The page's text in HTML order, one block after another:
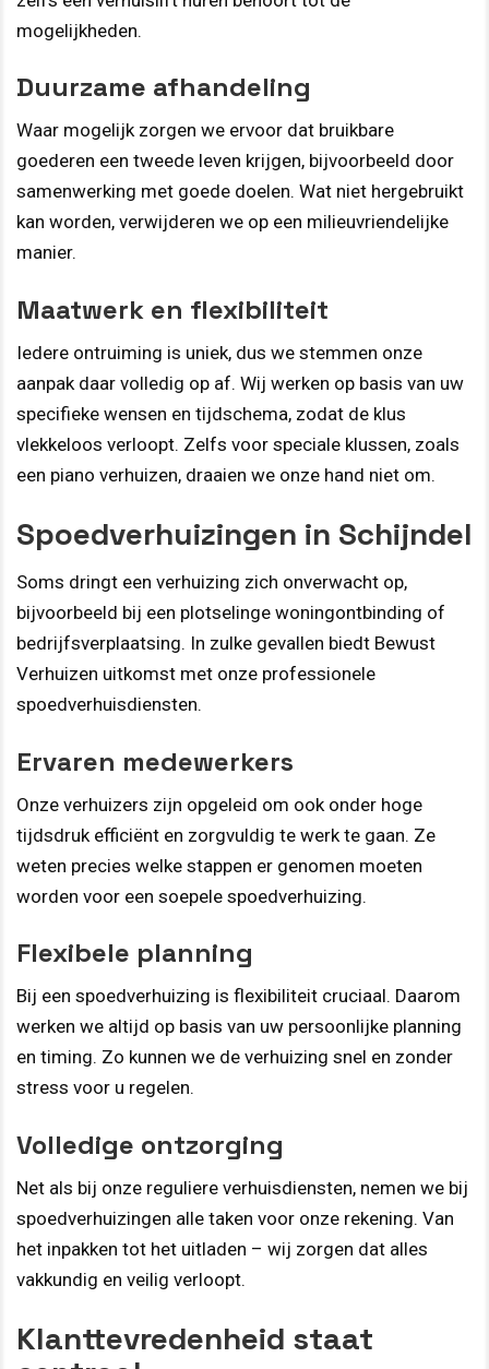
mogelijkheden.
Duurzame afhandeling
Waar mogelijk zorgen we ervoor dat bruikbare
goederen een tweede leven krijgen, bijvoorbeeld door
samenwerking met goede doelen. Wat niet hergebruikt
kan worden, verwijderen we op een milieuvriendelijke
manier.
Maatwerk en flexibiliteit
Iedere ontruiming is uniek, dus we stemmen onze
aanpak daar volledig op af. Wij werken op basis van uw
specifieke wensen en tijdschema, zodat de klus
vlekkeloos verloopt. Zelfs voor speciale klussen, zoals
een piano verhuizen, draaien we onze hand niet om.
Spoedverhuizingen in Schijndel
Soms dringt een verhuizing zich onverwacht op,
bijvoorbeeld bij een plotselinge woningontbinding of
bedrijfsverplaatsing. In zulke gevallen biedt Bewust
Verhuizen uitkomst met onze professionele
spoedverhuisdiensten.
Ervaren medewerkers
Onze verhuizers zijn opgeleid om ook onder hoge
tijdsdruk efficiënt en zorgvuldig te werk te gaan. Ze
weten precies welke stappen er genomen moeten
worden voor een soepele spoedverhuizing.
Flexibele planning
Bij een spoedverhuizing is flexibiliteit cruciaal. Daarom
werken we altijd op basis van uw persoonlijke planning
en timing. Zo kunnen we de verhuizing snel en zonder
stress voor u regelen.
Volledige ontzorging
Net als bij onze reguliere verhuisdiensten, nemen we bij
spoedverhuizingen alle taken voor onze rekening. Van
het inpakken tot het uitladen – wij zorgen dat alles
vakkundig en veilig verloopt.
Klanttevredenheid staat